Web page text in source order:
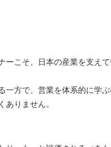
こそ、日本の産業を支え
一方で、営業を体系的に学
ありません。